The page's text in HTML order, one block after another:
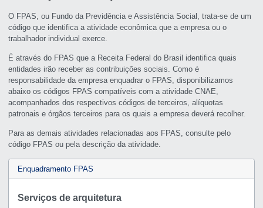
O FPAS, ou Fundo da Previdência e Assistência Social, trata-se de um
código que identifica a atividade econômica que a empresa ou o
trabalhador individual exerce.
É através do FPAS que a Receita Federal do Brasil identifica quais
entidades irão receber as contribuições sociais. Como é
responsabilidade da empresa enquadrar o FPAS, disponibilizamos
abaixo os códigos FPAS compatíveis com a atividade CNAE,
acompanhados dos respectivos códigos de terceiros, alíquotas
patronais e órgãos terceiros para os quais a empresa deverá recolher.
Para as demais atividades relacionadas aos FPAS, consulte pelo
código FPAS ou pela descrição da atividade.
Enquadramento FPAS
Serviços de arquitetura